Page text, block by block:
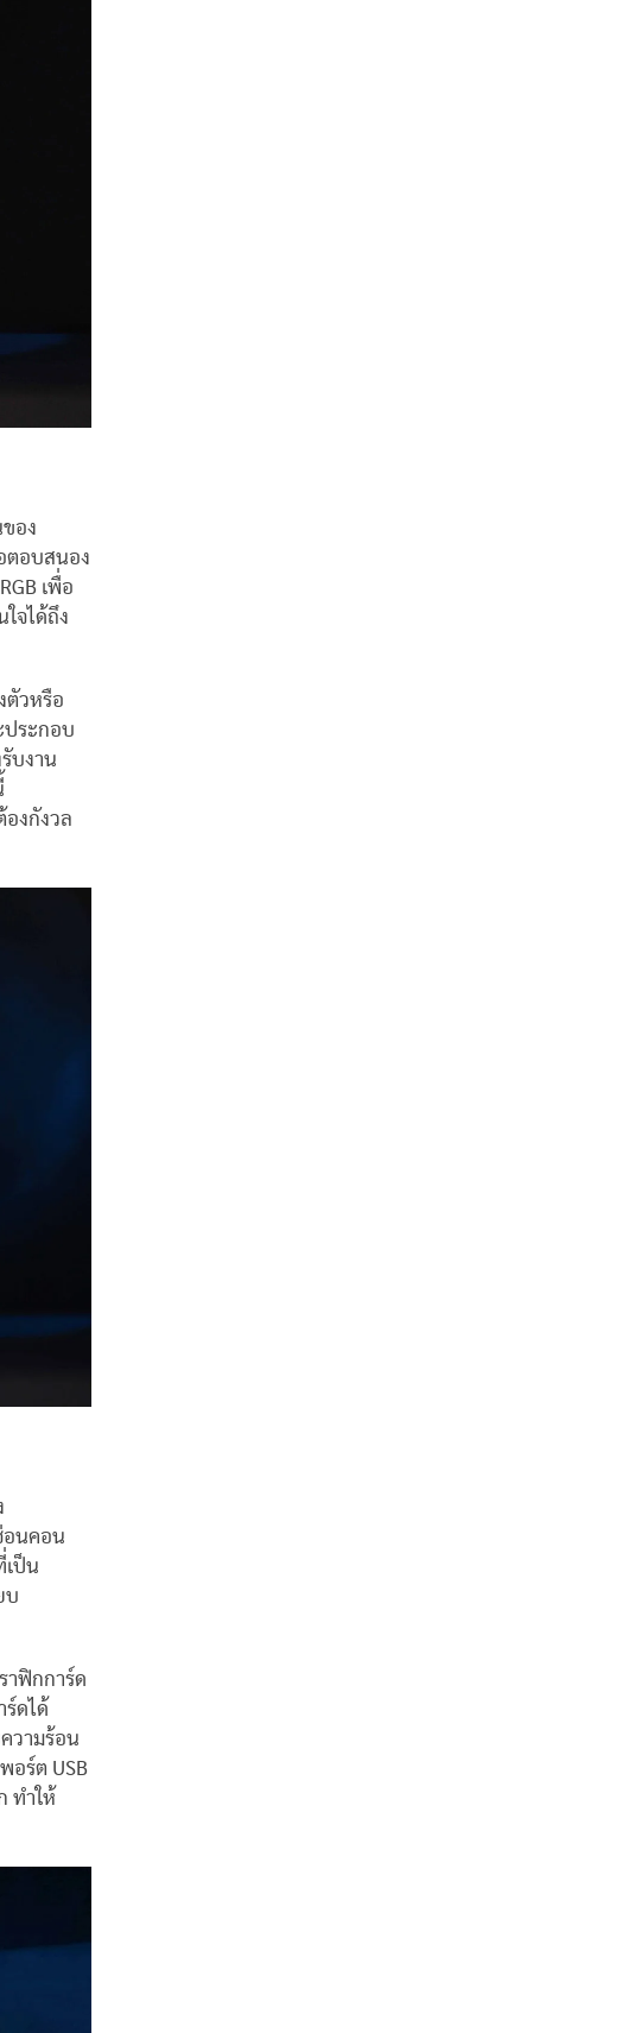
อง
ตอบสนอง
เพื่อ
จได้ถึง
ตัวหรือ
ประกอบ
บงาน
องกังวล
อนคอน
เป็น
บ
าฟิกการ์ด
ดได้
วามร้อน
อร์ต USB
ทำให้